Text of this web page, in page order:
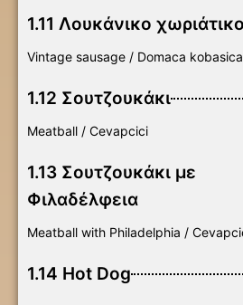
1.11 Λουκάνικο χωριάτικο
Vintage sausage / Domaca kobasica
1.12 Σουτζουκάκι
Meatball / Cevapcici
1.13 Σουτζουκάκι με
Φιλαδέλφεια
Meatball with Philadelphia /
1.14 Hot Dog